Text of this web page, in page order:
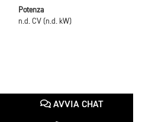
Potenza
n.d. CV (n.d. kW)
AVVIA CHAT